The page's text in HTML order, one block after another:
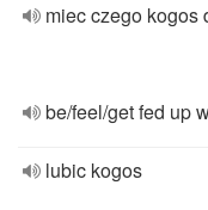
miec czego kogos
be/feel/get fed up
lubic kogos